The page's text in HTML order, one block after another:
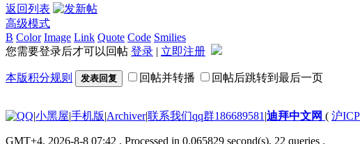
返回列表
高级模式
B Color Image Link Quote Code Smilies
您需要登录后才可以回帖 登录 | 立即注册
本版积分规则 发表回复 回帖并转播 回帖后跳转到最后一页
|小黑屋|手机版|Archiver|联系我们qq群186689581 |迪拜中文网 ( 沪
GMT+4, 2026-8-8 07:42 , Processed in 0.065829 second(s), 22 queries .